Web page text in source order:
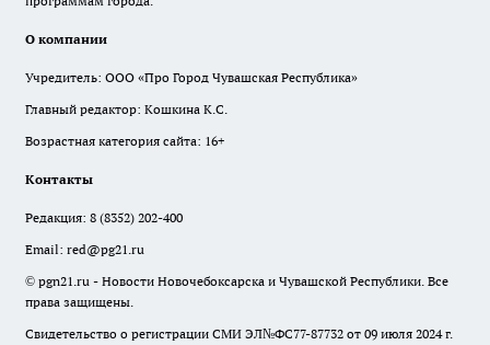
О компании
Учредитель: ООО «Про Город Чувашская Республика»
Главный редактор: Кошкина К.С.
Возрастная категория сайта: 16+
Контакты
Редакция: 8 (8352) 202-400
Email: red@pg21.ru
© pgn21.ru - Новости Новочебоксарска и Чувашской Республики. Все
права защищены.
Свидетельство о регистрации СМИ ЭЛ№ФС77-87732 от 09 июля 2024 г.